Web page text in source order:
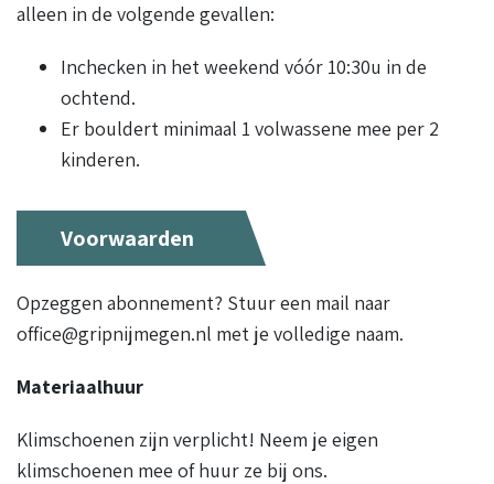
alleen in de volgende gevallen:
Inchecken in het weekend vóór 10:30u in de
ochtend.
Er bouldert minimaal 1 volwassene mee per 2
kinderen.
Voorwaarden
Opzeggen abonnement? Stuur een mail naar
office@gripnijmegen.nl met je volledige naam.
Materiaalhuur
Klimschoenen zijn verplicht! Neem je eigen
klimschoenen mee of huur ze bij ons.